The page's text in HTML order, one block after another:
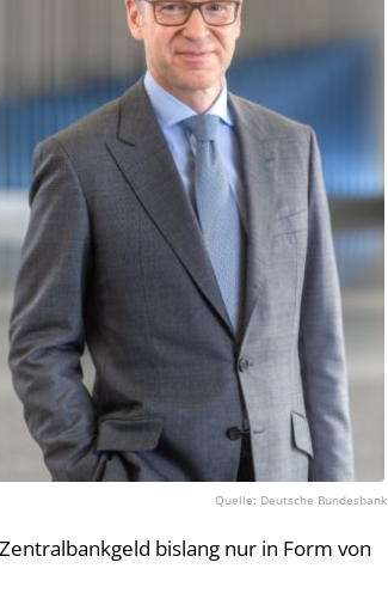
Deutsche Bundesbank
bis­lang nur in Form von